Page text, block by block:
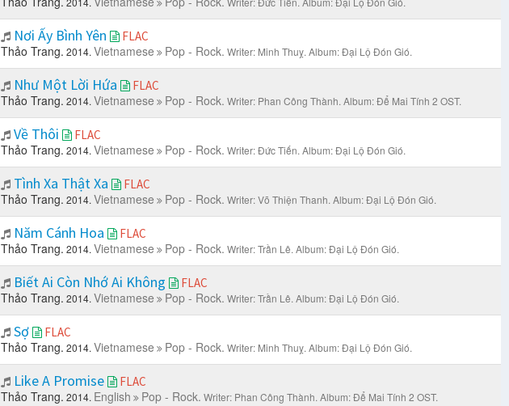
Nơi Ấy Bình Yên FLAC
Thảo Trang. 2014. Vietnamese Pop - Rock. Writer: Minh Thuỵ. Album: Đại Lộ Đón Gió.
Như Một Lời Hứa FLAC
Thảo Trang. 2014. Vietnamese Pop - Rock. Writer: Phan Công Thành. Album: Để Mai Tính 2 OST.
Về Thôi FLAC
Thảo Trang. 2014. Vietnamese Pop - Rock. Writer: Đức Tiến. Album: Đại Lộ Đón Gió.
Tình Xa Thật Xa FLAC
Thảo Trang. 2014. Vietnamese Pop - Rock. Writer: Võ Thiện Thanh. Album: Đại Lộ Đón Gió.
Năm Cánh Hoa FLAC
Thảo Trang. 2014. Vietnamese Pop - Rock. Writer: Trần Lê. Album: Đại Lộ Đón Gió.
Biết Ai Còn Nhớ Ai Không FLAC
Thảo Trang. 2014. Vietnamese Pop - Rock. Writer: Trần Lê. Album: Đại Lộ Đón Gió.
Sợ FLAC
Thảo Trang. 2014. Vietnamese Pop - Rock. Writer: Minh Thuỵ. Album: Đại Lộ Đón Gió.
Like A Promise FLAC
Thảo Trang. 2014. English Pop - Rock. Writer: Phan Công Thành. Album: Để Mai Tính 2 OST.